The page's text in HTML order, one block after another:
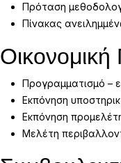
Πρόταση
Πίνακας
Προγραμματισμό –
Εκπόνηση
Εκπόνηση
Μελέτη